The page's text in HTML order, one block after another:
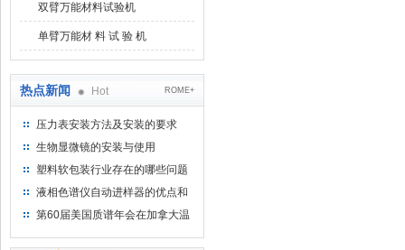
双臂万能材料试验机
单臂万能材 料 试 验 机
热点新闻 Hot ROME+
压力表安装方法及安装的要求
生物显微镜的安装与使用
塑料软包装行业存在的哪些问题
液相色谱仪自动进样器的优点和
维护
第60届美国质谱年会在加拿大温